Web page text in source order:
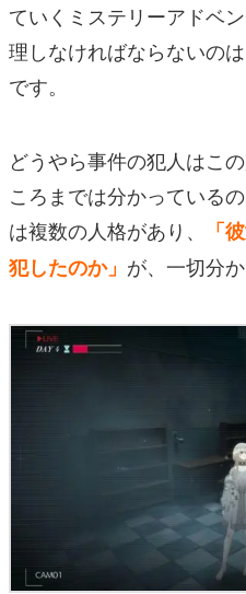
ていくミステリーアドベ
理しなければならないの
です。
どうやら事件の犯人はこ
ころまでは分かっている
は複数の人格があり、
「
犯したのか」 が、一切分